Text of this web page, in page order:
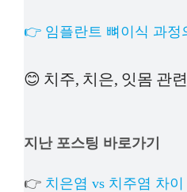
👉 임플란트 뼈이식 과정
😊 치주, 치은, 잇몸 관
지난 포스팅 바로가기
👉 치은염 vs 치주염 차이